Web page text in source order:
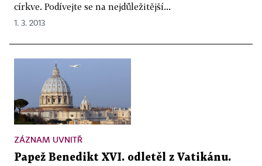
církve. Podívejte se na nejdůležitější...
1. 3. 2013
ZÁZNAM UVNITŘ
Papež Benedikt XVI. odletěl z Vatikánu.